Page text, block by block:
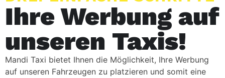
Ihre Werbung auf
unseren Taxis!
Mandi Taxi bietet Ihnen die Möglichkeit, Ihre Werbung
auf unseren Fahrzeugen zu platzieren und somit eine